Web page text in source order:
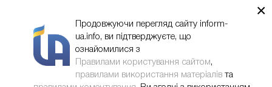
×
Продовжуючи перегляд сайту inform-
ua.info, ви підтверджуєте, що
ознайомилися з
Правилами користування сайтом,
правилами використання матеріалів та